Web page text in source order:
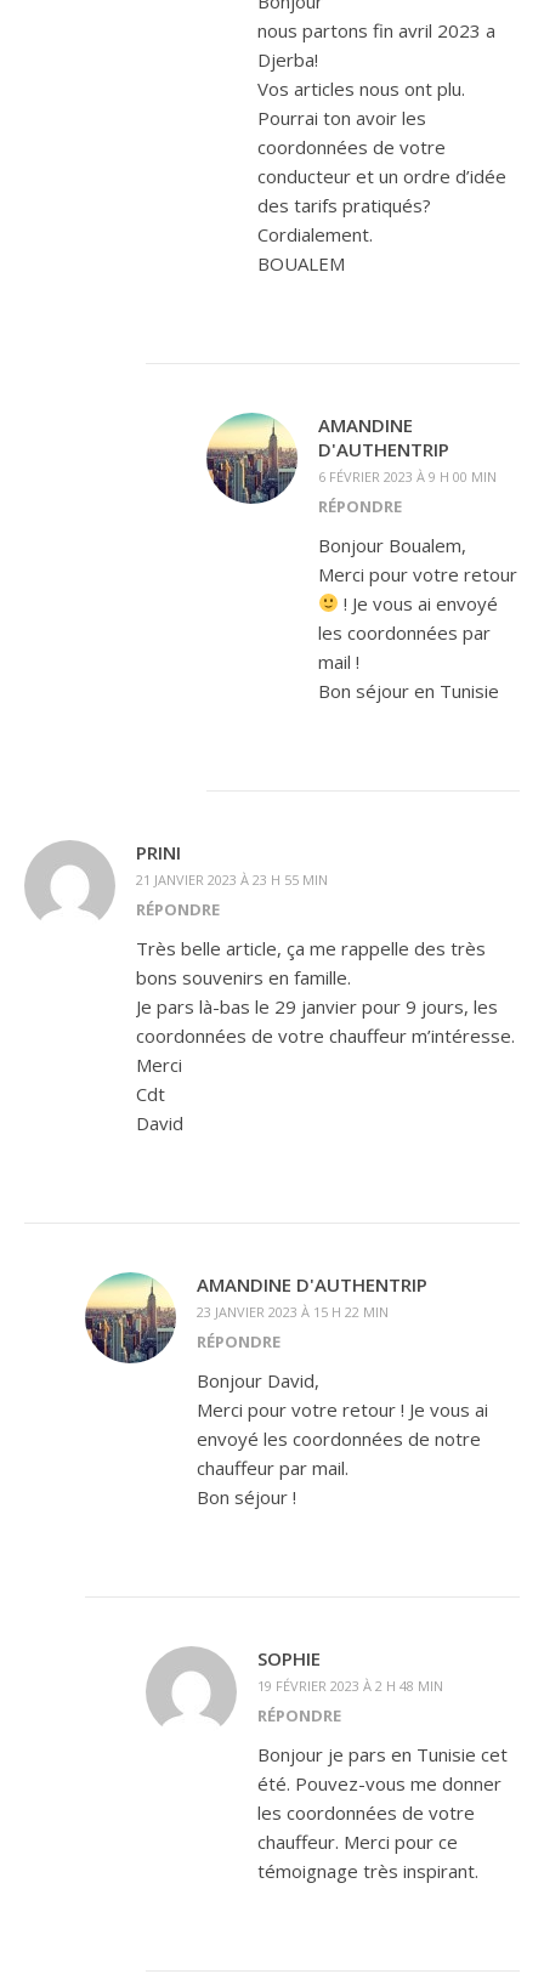
nous partons fin avril 2023 a
Djerba!
Vos articles nous ont plu.
Pourrai ton avoir les
coordonnées de votre
conducteur et un ordre d’idée
des tarifs pratiqués?
Cordialement.
BOUALEM
AMANDINE
D'AUTHENTRIP
6 FÉVRIER 2023 À 9 H 00 MIN
RÉPONDRE
Bonjour Boualem,
Merci pour votre retour
! Je vous ai envoyé
les coordonnées par
mail !
Bon séjour en Tunisie
PRINI
21 JANVIER 2023 À 23 H 55 MIN
RÉPONDRE
Très belle article, ça me rappelle des très
bons souvenirs en famille.
Je pars là-bas le 29 janvier pour 9 jours, les
coordonnées de votre chauffeur m’intéresse.
Merci
Cdt
David
AMANDINE D'AUTHENTRIP
23 JANVIER 2023 À 15 H 22 MIN
RÉPONDRE
Bonjour David,
Merci pour votre retour ! Je vous ai
envoyé les coordonnées de notre
chauffeur par mail.
Bon séjour !
SOPHIE
19 FÉVRIER 2023 À 2 H 48 MIN
RÉPONDRE
Bonjour je pars en Tunisie cet
été. Pouvez-vous me donner
les coordonnées de votre
chauffeur. Merci pour ce
témoignage très inspirant.